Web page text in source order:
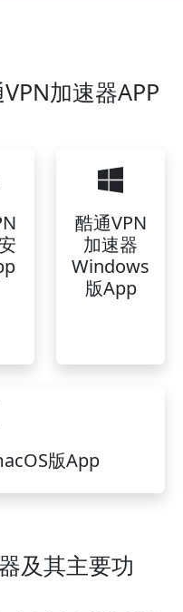
加速器APP
酷通VPN
加速器
Windows
版App
版App
及其主要功